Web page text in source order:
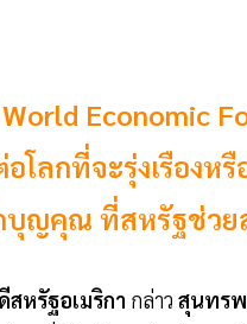
Economic
โลกที่จะรุ่งเรือง
บุญคุณ ที่สหรัฐช่วย
หรัฐอเมริกา กล่าว สุนทร